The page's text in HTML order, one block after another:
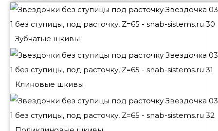
Зубчатые шкивы
Клиновые шкивы